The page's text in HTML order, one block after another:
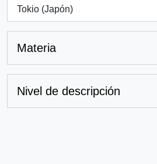
Tokio (Japón)
, 4 resultados
Materia
Nivel de descripción